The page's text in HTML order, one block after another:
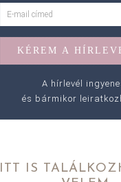
A hírlevél
és bármikor
ITT IS